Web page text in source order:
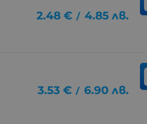
2.48 € / 4.85 лв.
3.53 € / 6.90 лв.